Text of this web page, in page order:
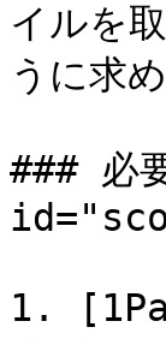
イルを
うに求
### 必
1.